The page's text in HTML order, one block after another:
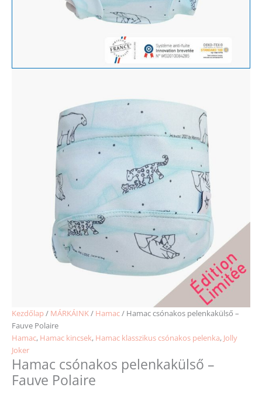
Kezdőlap / MÁRKÁINK/ Hamac/ Hamac csónakos pelenkakülső –
Fauve Polaire
Hamac, Hamac kincsek, Hamac klasszikus csónakos pelenka, Jolly
Joker
Hamac csónakos pelenkakülső –
Fauve Polaire